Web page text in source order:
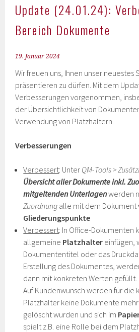
Update (24.01.24):
Bereich Dokumente
19. Januar 2024
Wir freuen uns, Ihnen unser neuestes
präsentieren zu dürfen. Mit dem
Verbesserungen vorgenommen,
der Übersichtlichkeit von
Verwendung von Platzhaltern.
Verbesserungen
Verbessert: Unter QM-Tools >
Übersicht aller Dokumente inkl.
mitgeltenden Unterlagenwerden
Zuordnung alle mit dem Dokument
Gliederungspunkte
Verbessert: In Office-Dokumenten
allgemeine Platzhalter einfügen,
Dokumententitel oder das
Erstellung des Dokumentes,
dann mit konkreten Werten gefüllt.
Auf Kundenwunsch werden für die
Platzhalter keine Dokumente
gelöscht wurden und sich im
spielt z.B. eine Rolle bei dem